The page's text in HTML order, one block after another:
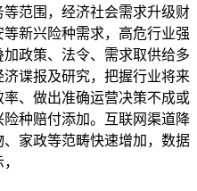
范围，经济社会需求升级财
新兴险种需求，高危行业强
政策、法令、需求取供给多
谍报及研究，把握行业将来
、做出准确运营决策不成或
种赔付添加。互联网渠道降
家政等范畴快速增加，数据